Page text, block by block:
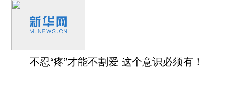
不忍“疼”才能不割爱 这个意识必须有！